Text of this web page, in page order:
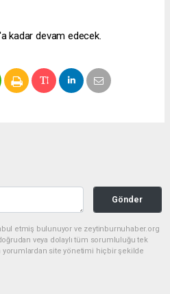
kadar devam edecek.
Gönder
etmiş bulunuyor ve zeytinburnuhaber.org
veya dolaylı tüm sorumluluğu tek
yorumlardan site yönetimi hiçbir şekilde